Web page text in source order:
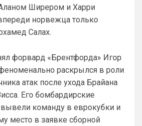
Ширером и Харри
норвежца только
Салах.
форвард «Брентфорда» Игор
раскрылся в роли
атак после ухода Брайана
Его бомбардирские
команду в еврокубки и
место в заявке сборной